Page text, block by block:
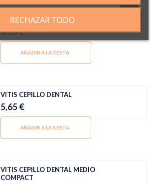
Y MENTA
6,63 €
AÑADIR A LA CESTA
VITIS CEPILLO DENTAL
5,65 €
AÑADIR A LA CESTA
VITIS CEPILLO DENTAL MEDIO
COMPACT
RECHAZAR TODO